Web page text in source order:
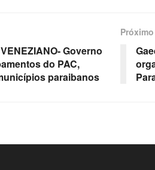
Governo
do PAC,
paraibanos